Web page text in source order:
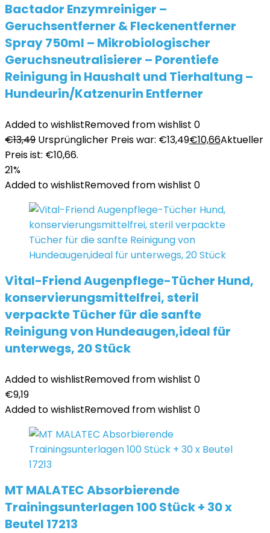
Bactador Enzymreiniger –
Geruchsentferner & Fleckenentferner
Spray 750ml – Mikrobiologischer
Geruchsneutralisierer – Porentiefe
Reinigung in Haushalt und Tierhaltung –
Hundeurin/Katzenurin Entferner
Added to wishlistRemoved from wishlist 0
€13,49 Ursprünglicher Preis war: €13,49€10,66Aktueller
Preis ist: €10,66.
21%
Added to wishlistRemoved from wishlist 0
Vital-Friend Augenpflege-Tücher Hund,
konservierungsmittelfrei, steril
verpackte Tücher für die sanfte
Reinigung von Hundeaugen,ideal für
unterwegs, 20 Stück
Added to wishlistRemoved from wishlist 0
€9,19
Added to wishlistRemoved from wishlist 0
MT MALATEC Absorbierende
Trainingsunterlagen 100 Stück + 30 x
Beutel 17213